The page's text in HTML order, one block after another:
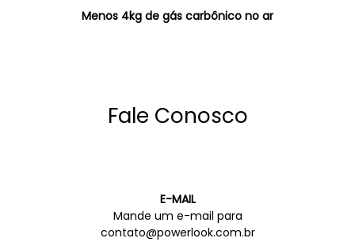
Menos 4kg de gás carbônico no ar
Fale Conosco
E-MAIL
Mande um e-mail para
contato@powerlook.com.br